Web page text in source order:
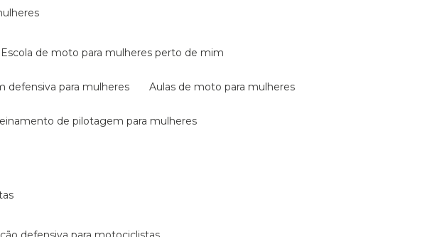
escola de moto para mulheres perto de mim
defensiva para mulheres aulas de moto para mulheres
de pilotagem para mulheres